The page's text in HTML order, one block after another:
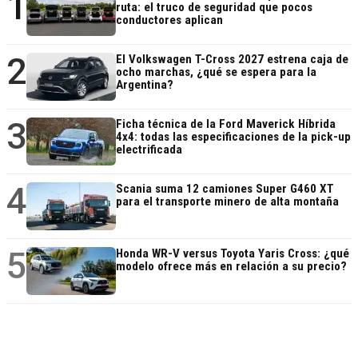
ruta: el truco de seguridad que pocos
conductores aplican
2
El Volkswagen T-Cross 2027 estrena caja de
ocho marchas, ¿qué se espera para la
Argentina?
3
Ficha técnica de la Ford Maverick Híbrida
4x4: todas las especificaciones de la pick-up
electrificada
4
Scania suma 12 camiones Super G460 XT
para el transporte minero de alta montaña
5
Honda WR-V versus Toyota Yaris Cross: ¿qué
modelo ofrece más en relación a su precio?